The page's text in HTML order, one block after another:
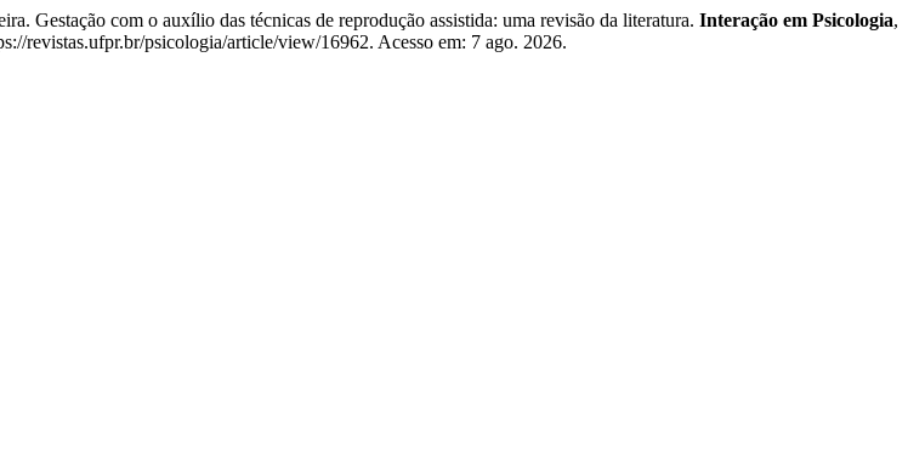
com o auxílio das técnicas de reprodução assistida: uma revisão da literatura. Interação em Psicologia,
revistas.ufpr.br/psicologia/article/view/16962. Acesso em: 7 ago. 2026.